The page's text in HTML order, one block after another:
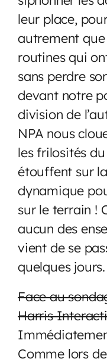
leur place,
autrement que
routines qui
sans perdre
devant notre
division de
NPA nous
les frilosités
étouffent sur
dynamique
sur le terrain !
aucun des
vient de se
quelques jours.
Face au
Harris
Comme lors